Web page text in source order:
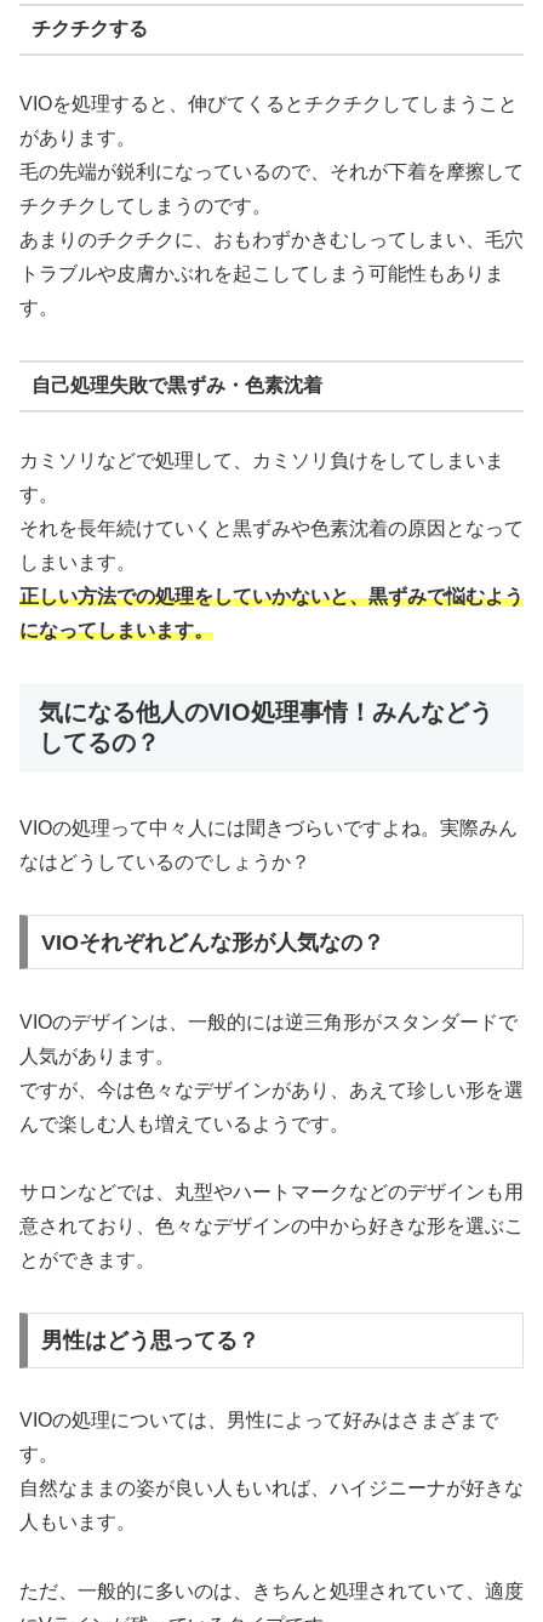
チクチクする
VIOを処理すると、伸びてくるとチクチクしてしまうこと
があります。
毛の先端が鋭利になっているので、それが下着を摩擦して
チクチクしてしまうのです。
あまりのチクチクに、おもわずかきむしってしまい、毛穴
トラブルや皮膚かぶれを起こしてしまう可能性もありま
す。
自己処理失敗で黒ずみ・色素沈着
カミソリなどで処理して、カミソリ負けをしてしまいま
す。
それを長年続けていくと黒ずみや色素沈着の原因となって
しまいます。
正しい方法での処理をしていかないと、黒ずみで悩むよう
になってしまいます。
気になる他人のVIO処理事情！みんなどう
してるの？
VIOの処理って中々人には聞きづらいですよね。実際みん
なはどうしているのでしょうか？
VIOそれぞれどんな形が人気なの？
VIOのデザインは、一般的には逆三角形がスタンダードで
人気があります。
ですが、今は色々なデザインがあり、あえて珍しい形を選
んで楽しむ人も増えているようです。
サロンなどでは、丸型やハートマークなどのデザインも用
意されており、色々なデザインの中から好きな形を選ぶこ
とができます。
男性はどう思ってる？
VIOの処理については、男性によって好みはさまざまで
す。
自然なままの姿が良い人もいれば、ハイジニーナが好きな
人もいます。
ただ、一般的に多いのは、きちんと処理されていて、適度